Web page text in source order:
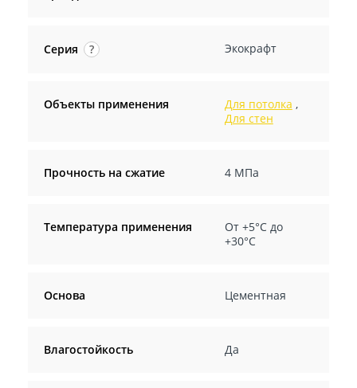
Серия ? Экокрафт
Объекты применения Для потолка ,
Для стен
Прочность на сжатие 4 МПа
Температура применения
От +5°С до
+30°С
Основа Цементная
Влагостойкость Да